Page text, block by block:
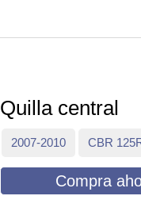
Quilla central
2007-2010 CBR
Compra